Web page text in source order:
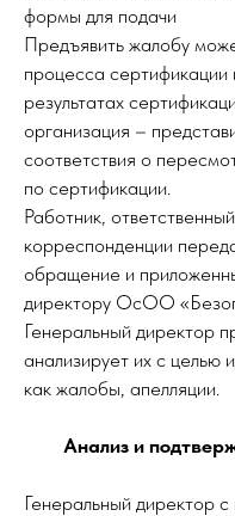
формы для подачи
​Предъявить жалобу
процесса сертификации
результатах
организация –
соответствия о
по сертификации.
Работник,
корреспонденции
обращение и
директору ОсОО
Генеральный директор
анализирует их с целью
как жалобы, апелляции.
Анализ и
Генеральный директор